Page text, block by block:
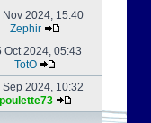
Nov 2024, 15:40
Zephir
Oct 2024, 05:43
TotO
Sep 2024, 10:32
poulette73